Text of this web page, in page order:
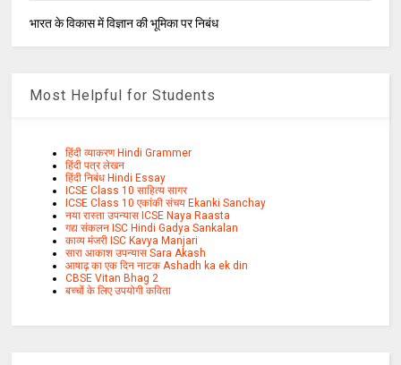
भारत के विकास में विज्ञान की भूमिका पर निबंध
Most Helpful for Students
हिंदी व्याकरण Hindi Grammer
हिंदी पत्र लेखन
हिंदी निबंध Hindi Essay
ICSE Class 10 साहित्य सागर
ICSE Class 10 एकांकी संचय Ekanki Sanchay
नया रास्ता उपन्यास ICSE Naya Raasta
गद्य संकलन ISC Hindi Gadya Sankalan
काव्य मंजरी ISC Kavya Manjari
सारा आकाश उपन्यास Sara Akash
आषाढ़ का एक दिन नाटक Ashadh ka ek din
CBSE Vitan Bhag 2
बच्चों के लिए उपयोगी कविता